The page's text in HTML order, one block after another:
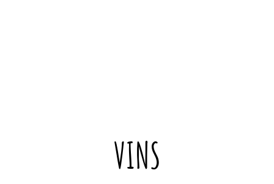
VINS